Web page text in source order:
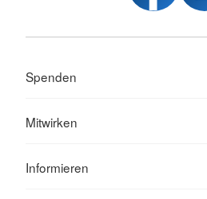
Spenden
Mitwirken
Informieren